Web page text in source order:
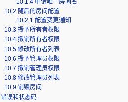
10.2 随后的房间配置
10.2.1 配置变更通知
10.3 授予所有者权限
10.4 撤销所有者权限
10.5 修改所有者列表
10.6 授予管理员权限
10.7 撤销管理员权限
10.8 修改管理员列表
10.9 销毁房间
错误和状态码